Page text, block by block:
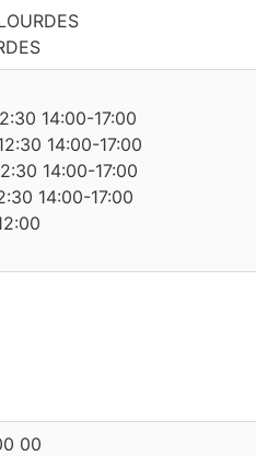
14:00-17:00
14:00-17:00
14:00-17:00
14:00-17:00
00